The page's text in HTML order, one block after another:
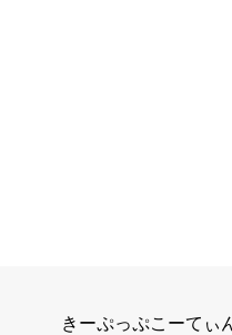
きーぷっぷこーてぃ